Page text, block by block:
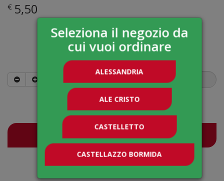
€ 5,50
5,50
Seleziona il negozio da
cui vuoi ordinare
ALESSANDRIA
ALE CRISTO
CASTELLETTO
CASTELLAZZO BORMIDA